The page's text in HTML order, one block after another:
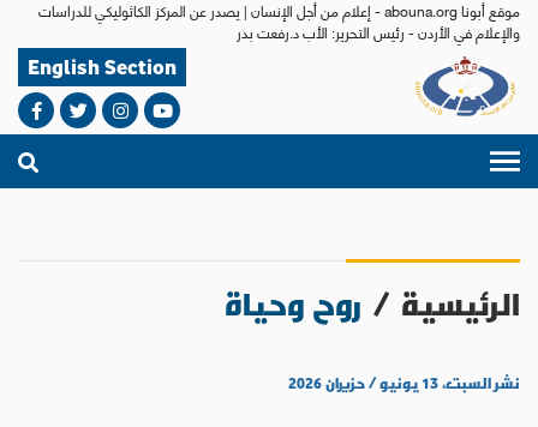
موقع أبونا abouna.org - إعلام من أجل الإنسان | يصدر عن المركز الكاثوليكي للدراسات
والإعلام في الأردن - رئيس التحرير: الأب د.رفعت بدر
English Section
الرئيسية / روح وحياة
نشر السبت، ١٣ يونيو / حزيران ٢٠٢٦